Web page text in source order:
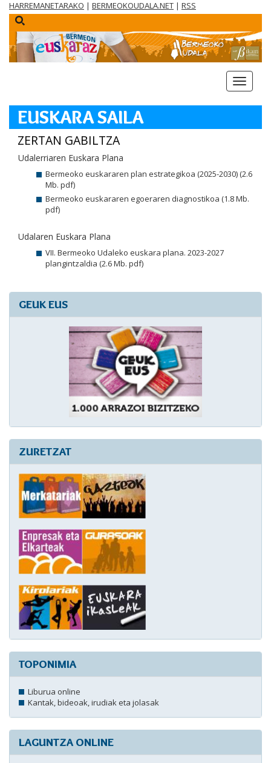
HARREMANETARAKO | BERMEOKOUDALA.NET | RSS
menua
EUSKARA SAILA
ZERTAN GABILTZA
Udalerriaren Euskara Plana
Bermeoko euskararen plan estrategikoa (2025-2030) (2.6
Mb. pdf)
Bermeoko euskararen egoeraren diagnostikoa (1.8 Mb.
pdf)
Udalaren Euskara Plana
VII. Bermeoko Udaleko euskara plana. 2023-2027
plangintzaldia (2.6 Mb. pdf)
GEUK EUS
ZURETZAT
TOPONIMIA
Liburua online
Kantak, bideoak, irudiak eta jolasak
LAGUNTZA ONLINE